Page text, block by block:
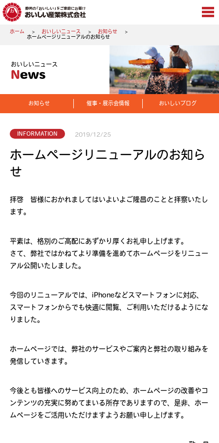
ホーム おいしいニュース
お知らせ
ホームページリニューアルのお知らせ
おいしいニュース
News
お知らせ 催事・展示会情報 おいしいブログ
INFORMATION 2019/12/25
ホームページリニューアルのお知ら
せ
拝啓 皆様におかれましてはいよいよご隆昌のことと拝察いたし
ます。
平素は、格別のご高配にあずかり厚くお礼申し上げます。
さて、弊社ではかねてより準備を進めてホームページをリニュー
アル公開いたしました。
今回のリニューアルでは、iPhoneなどスマートフォンに対応、
スマートフォンからでも快適に閲覧、ご利用いただけるようにな
りました。
ホームページでは、弊社のサービスやご案内と弊社の取り組みを
発信していきます。
今後とも皆様へのサービス向上のため、ホームページの改善やコ
ンテンツの充実に努めてまいる所存でありますので、是非、ホー
ムページをご活用いただけますようお願い申し上げます。